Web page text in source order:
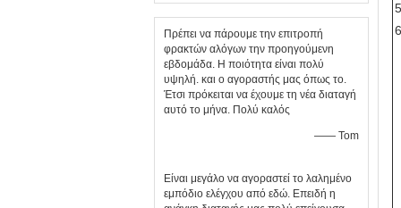
Πρέπει να πάρουμε την επιτροπή
φρακτών αλόγων την προηγούμενη
εβδομάδα. Η ποιότητα είναι πολύ
υψηλή. και ο αγοραστής μας όπως το.
Έτσι πρόκειται να έχουμε τη νέα διαταγή
αυτό το μήνα. Πολύ καλός
—— Tom
Είναι μεγάλο να αγοραστεί το λαλημένο
εμπόδιο ελέγχου από εδώ. Επειδή η